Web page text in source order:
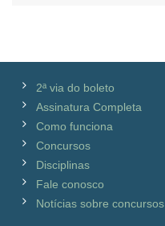
2ª via do boleto
Assinatura Completa
Como funciona
Concursos
Disciplinas
Fale conosco
Notícias sobre concursos